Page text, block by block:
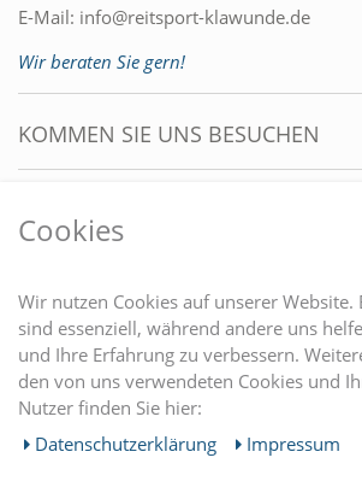
E-Mail: info@reitsport-klawunde.de
Wir beraten Sie gern!
KOMMEN SIE UNS BESUCHEN
EINKAUFEN
MEIN KONTO
Cookies
Wir nutzen Cookies auf unserer Website.
sind essenziell, während andere uns
und Ihre Erfahrung zu verbessern.
den von uns verwendeten Cookies und
Nutzer finden Sie hier:
Daten­schutz­erklärung
Impressum